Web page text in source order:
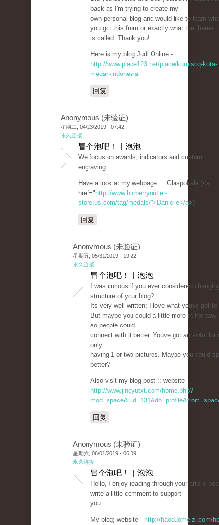
back as I'm trying to create my
own personal blog and would like to learn
you got this from or exactly what the theme
is called. Thank you!
Here is my blog Judi Online -
http://www.place123.net/place/kumisqq-kota-
medan-indonesia
回复
Anonymous (未验证)
星期二, 04/23/2019 - 07:42
永久连接
冒个泡吧！ | 泡泡
We focus on awards, indicators and custom
engraving.
Have a look at my webpage ... Glaspokale (<a
href=" http://www.burberryoutlet-
store.us.com/tag/medals/">Danielle</a>)
回复
Anonymous (未验证)
星期五, 05/31/2019 - 19:22
永久连接
冒个泡吧！ | 泡泡
I was curious if you ever considered
structure of your blog?
Its very well written; I love what youve got to
But maybe you could a little more in the way
so people could
connect with it better. Youve got an awful lot
only
having 1 or two pictures. Maybe you could
better?
Also visit my blog post :: website -
http://www.jingyutxt.com/home.php?
回复
Anonymous (未验证)
星期六, 06/01/2019 - 06:09
永久连接
冒个泡吧！ | 泡泡
Hello, I enjoy reading through your article
write a little comment to support
you.
My blog; website - http://haoduomeizi.com/